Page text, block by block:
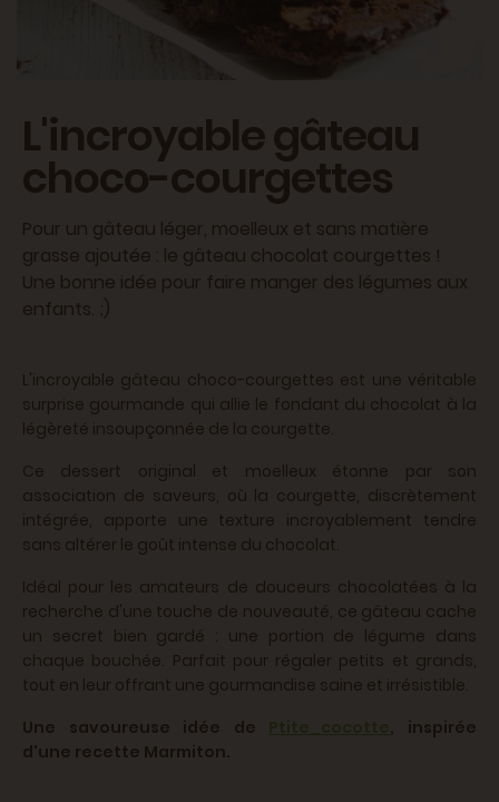
L'incroyable gâteau
choco-courgettes
Pour un gâteau léger, moelleux et sans matière
grasse ajoutée : le gâteau chocolat courgettes !
Une bonne idée pour faire manger des légumes aux
enfants. ;)
L'incroyable gâteau choco-courgettes est une véritable
surprise gourmande qui allie le fondant du chocolat à la
légèreté insoupçonnée de la courgette.
Ce dessert original et moelleux étonne par son
association de saveurs, où la courgette, discrètement
intégrée, apporte une texture incroyablement tendre
sans altérer le goût intense du chocolat.
Idéal pour les amateurs de douceurs chocolatées à la
recherche d'une touche de nouveauté, ce gâteau cache
un secret bien gardé : une portion de légume dans
chaque bouchée. Parfait pour régaler petits et grands,
tout en leur offrant une gourmandise saine et irrésistible.
Une savoureuse idée de Ptite_cocotte, inspirée
d'une recette Marmiton.